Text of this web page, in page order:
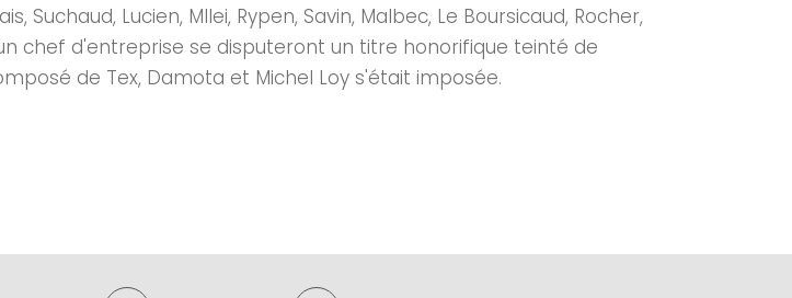
Lucien, MIlei, Rypen, Savin, Malbec, Le Boursicaud, Rocher,
chef d'entreprise se disputeront un titre honorifique teinté de
de Tex, Damota et Michel Loy s'était imposée.